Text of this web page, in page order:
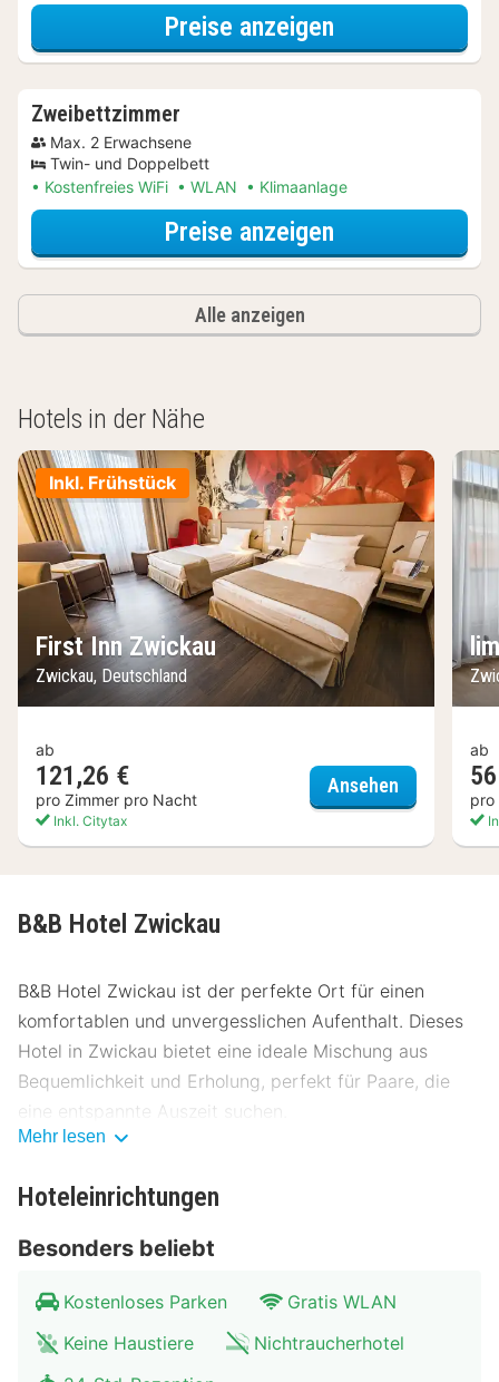
Preise anzeigen
Zweibettzimmer
Max. 2 Erwachsene
Twin- und Doppelbett
Kostenfreies WiFi
WLAN Klimaanlage
Preise anzeigen
Alle anzeigen
Hotels in der Nähe
Inkl. Frühstück
First Inn Zwickau
Zwickau, Deutschland
ab
121,26 €
pro Zimmer pro Nacht
Inkl. Citytax
Ansehen First Inn
ab
pro
B&B Hotel Zwickau
B&B Hotel Zwickau ist der perfekte Ort für einen
komfortablen und unvergesslichen Aufenthalt. Dieses
Hotel in Zwickau bietet eine ideale Mischung aus
Bequemlichkeit und Erholung, perfekt für Paare, die
eine entspannte Auszeit suchen.
Das B&B Hotel Zwickau liegt günstig in der Nähe des
Sehenswürdigkeiten entfernt. Der Hauptbahnhof ist
leicht erreichbar, und es gibt gute Busverbindungen in
die gesamte Stadt. Parkmöglichkeiten sind ebenfalls
vorhanden. Entdecken Sie die Umgebung:
Mehr lesen
Hoteleinrichtungen
Besonders beliebt
Kostenloses Parken
Gratis WLAN
Keine Haustiere
Nichtraucherhotel